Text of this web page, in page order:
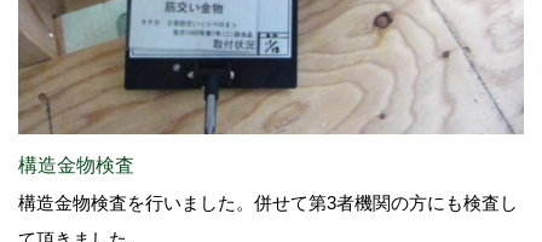
構造金物検査
構造金物検査を行いました。併せて第3者機関の方にも検査し